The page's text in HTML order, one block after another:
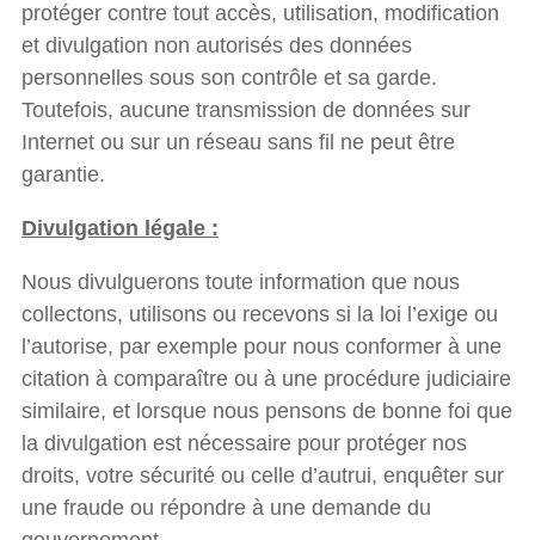
protéger contre tout accès, utilisation, modification
et divulgation non autorisés des données
personnelles sous son contrôle et sa garde.
Toutefois, aucune transmission de données sur
Internet ou sur un réseau sans fil ne peut être
garantie.
Divulgation légale :
Nous divulguerons toute information que nous
collectons, utilisons ou recevons si la loi l’exige ou
l’autorise, par exemple pour nous conformer à une
citation à comparaître ou à une procédure judiciaire
similaire, et lorsque nous pensons de bonne foi que
la divulgation est nécessaire pour protéger nos
droits, votre sécurité ou celle d’autrui, enquêter sur
une fraude ou répondre à une demande du